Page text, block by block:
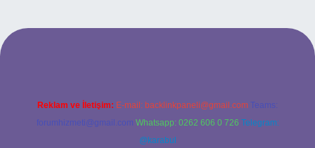
Reklam ve İletişim: E-mail: backlinkpaneli@gmail.com Teams:
forumhizmeti@gmail.com Whatsapp: 0262 606 0 726 Telegram:
@karabul